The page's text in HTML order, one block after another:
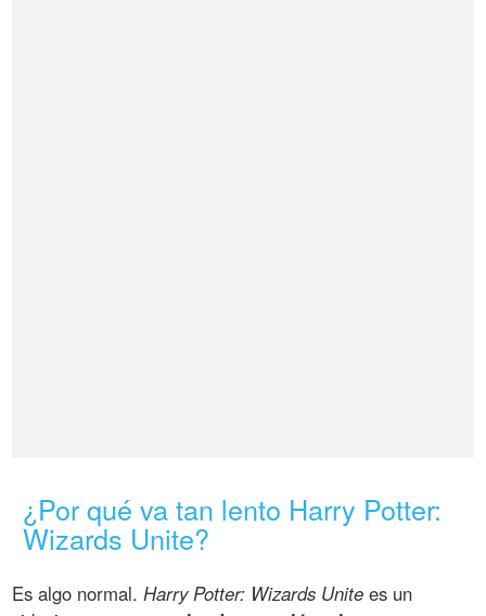
¿Por qué va tan lento Harry Potter:
Wizards Unite?
Es algo normal. Harry Potter: Wizards Unite es un